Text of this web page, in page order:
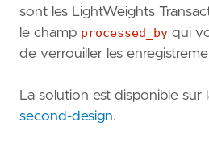
sont les LightWeights
le champ processed_by qui
de verrouiller les
La solution est disponible sur
second-design.